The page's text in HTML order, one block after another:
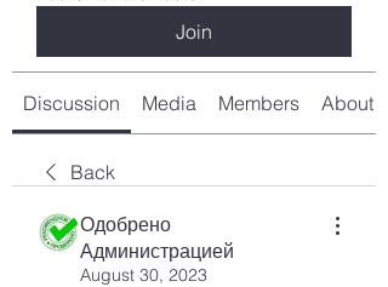
Join
Discussion Media Members About
Back
Одобрено
Администрацией
August 30, 2023